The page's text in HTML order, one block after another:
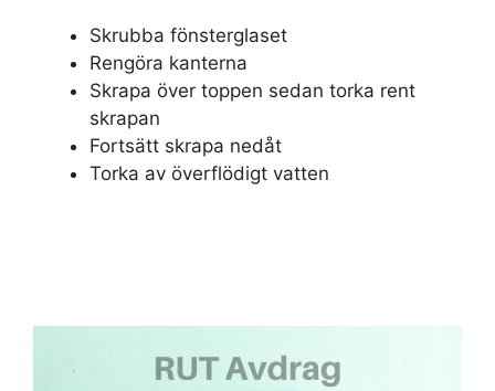
Skrubba fönsterglaset
Rengöra kanterna
Skrapa över toppen sedan torka rent
skrapan
Fortsätt skrapa nedåt
Torka av överflödigt vatten